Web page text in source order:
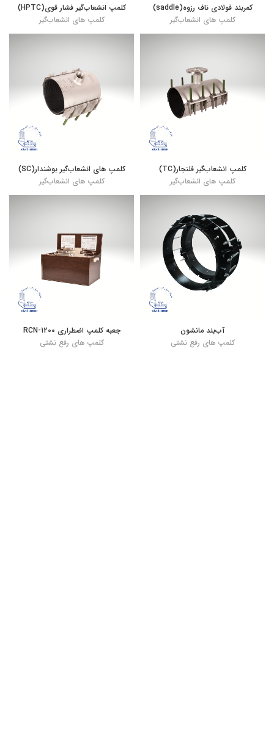
کمربند فولادی ناف رزوه(saddle)
کلمپ های انشعاب‌گیر
کلمپ انشعاب‌گیر فشار قوی(HPTC)
کلمپ های انشعاب‌گیر
کلمپ انشعاب‌گیر فلنجار(TC)
کلمپ های انشعاب‌گیر
کلمپ های انشعاب‌گیر بوشندار(SC)
کلمپ های انشعاب‌گیر
آب‌بند مانشون
کلمپ های رفع نشتی
جعبه کلمپ اضطراری RCN-1200
کلمپ های رفع نشتی